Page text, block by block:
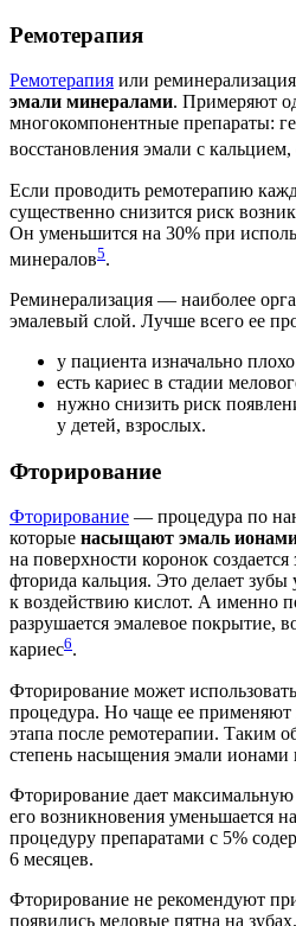
Ремотерапия
Ремотерапия или
эмали минералами. Примеряют
многокомпонентные препараты:
восстановления эмали с
Если проводить ремотерапию
существенно снизится риск
Он уменьшится на 30% при
минералов5.
Реминерализация — наиболее
эмалевый слой. Лучше всего ее
у пациента изначально
есть кариес в стадии
нужно снизить риск
у детей, взрослых.
Фторирование
Фторирование — процедура по
которые насыщают эмаль
на поверхности коронок
фторида кальция. Это делает
к воздействию кислот. А именно
разрушается эмалевое покрытие,
кариес6.
Фторирование может
процедура. Но чаще ее применяют
этапа после ремотерапии. Таким
степень насыщения эмали ионами
Фторирование дает
его возникновения уменьшается
процедуру препаратами с 5%
6 месяцев.
Фторирование не рекомендуют
появились меловые пятна на зубах.